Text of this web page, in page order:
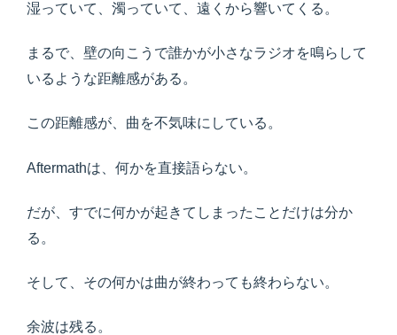
湿っていて、濁っていて、遠くから響いてくる。
まるで、壁の向こうで誰かが小さなラジオを鳴らして
いるような距離感がある。
この距離感が、曲を不気味にしている。
Aftermathは、何かを直接語らない。
だが、すでに何かが起きてしまったことだけは分か
る。
そして、その何かは曲が終わっても終わらない。
余波は残る。